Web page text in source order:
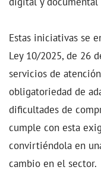
Estas iniciativas se
Ley 10/2025, de 26
servicios de
obligatoriedad de
dificultades de
cumple con esta
convirtiéndola en
cambio en el sector.